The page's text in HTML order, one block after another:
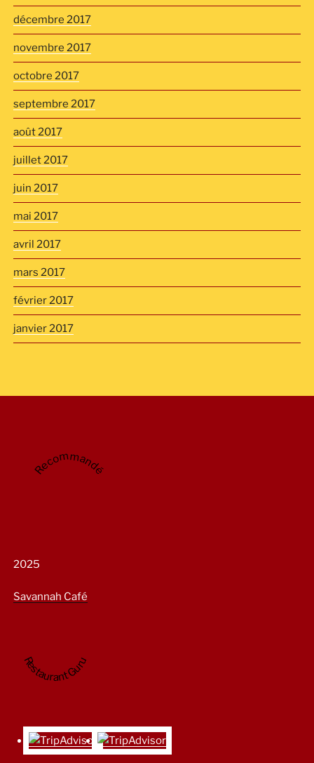
décembre 2017
novembre 2017
octobre 2017
septembre 2017
août 2017
juillet 2017
juin 2017
mai 2017
avril 2017
mars 2017
février 2017
janvier 2017
Recommandé
2025
Savannah Café
Restaurant Guru